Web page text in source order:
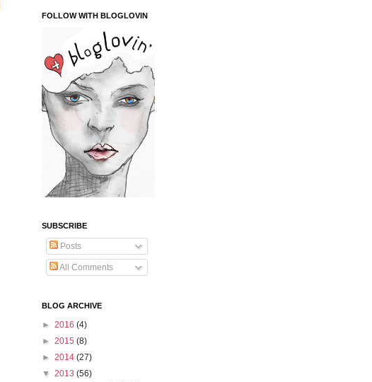
FOLLOW WITH BLOGLOVIN
SUBSCRIBE
Posts
All Comments
BLOG ARCHIVE
► 2016 (4)
► 2015 (8)
► 2014 (27)
▼ 2013 (56)